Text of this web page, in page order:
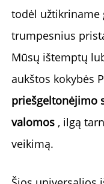
todėl užtikriname
trumpesnius
Mūsų ištemptų
priešgeltonėjimo
valomos , ilgą
veikimą.